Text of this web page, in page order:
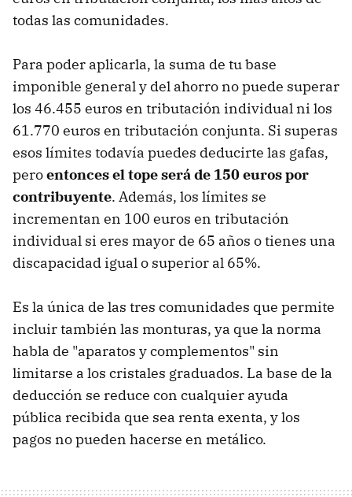
todas las comunidades.
Para poder aplicarla, la suma de tu base
imponible general y del ahorro no puede superar
los 46.455 euros en tributación individual ni los
61.770 euros en tributación conjunta. Si superas
esos límites todavía puedes deducirte las gafas,
peroentonces el tope será de 150 euros por
contribuyente. Además, los límites se
incrementan en 100 euros en tributación
individual si eres mayor de 65 años o tienes una
discapacidad igual o superior al 65%.
Es la única de las tres comunidades que permite
incluir también las monturas, ya que la norma
habla de "aparatos y complementos" sin
limitarse a los cristales graduados. La base de la
deducción se reduce con cualquier ayuda
pública recibida que sea renta exenta, y los
pagos no pueden hacerse en metálico.